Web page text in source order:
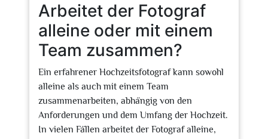
Arbeitet der Fotograf
alleine oder mit einem
Team zusammen?
Ein erfahrener Hochzeitsfotograf kann sowohl
alleine als auch mit einem Team
zusammenarbeiten, abhängig von den
Anforderungen und dem Umfang der Hochzeit.
In vielen Fällen arbeitet der Fotograf alleine,